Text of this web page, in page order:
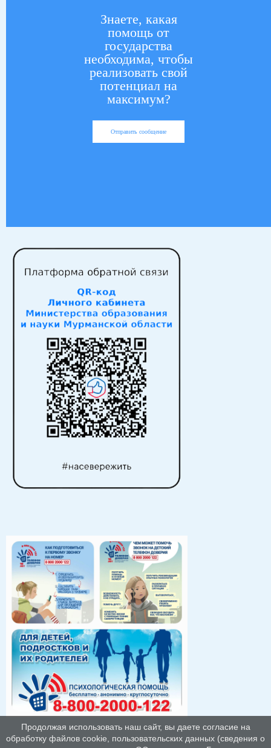
Знаете, какая
помощь от
государства
необходима, чтобы
реализовать свой
потенциал на
максимум?
Отправить сообщение
Продолжая использовать наш сайт, вы даете согласие на
обработку файлов cookie, пользовательских данных (сведения о